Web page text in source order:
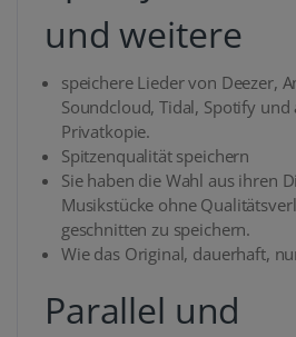
und weitere
speichere Lieder von Deezer,
Soundcloud, Tidal, Spotify und
Privatkopie.
Spitzenqualität speichern
Sie haben die Wahl aus ihren
Musikstücke ohne
geschnitten zu speichern.
Wie das Original, dauerhaft,
Parallel und